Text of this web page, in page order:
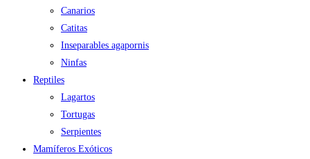
Canarios
Catitas
Inseparables agapornis
Ninfas
Reptiles
Lagartos
Tortugas
Serpientes
Mamíferos Exóticos